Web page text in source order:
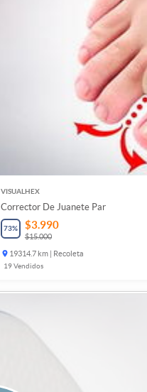
VISUALHEX
Corrector De Juanete Par
73% $3.990
$15.000
19314.7 km | Recoleta
19Vendidos